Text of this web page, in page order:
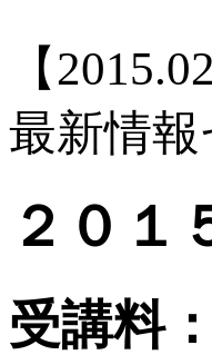
【
最新情
２０１
受講料